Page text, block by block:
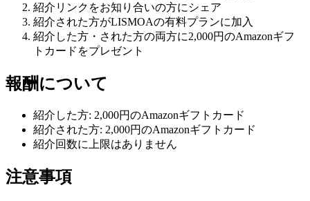
紹介リンクをお知り合いの方にシェア
紹介された方がLISMOAの有料プランに加入
紹介した方・された方の両方に2,000円のAmazonギフ
トカードをプレゼント
報酬について
紹介した方: 2,000円のAmazonギフトカード
紹介された方: 2,000円のAmazonギフトカード
紹介回数に上限はありません
注意事項